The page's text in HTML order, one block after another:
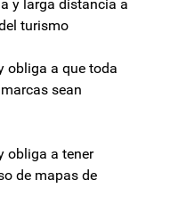
y larga distancia a
turismo
obliga a que toda
sean
obliga a tener
de mapas de